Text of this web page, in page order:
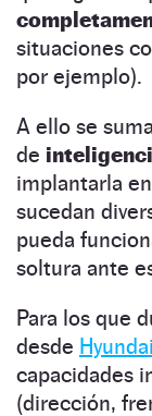
situaciones
por ejemplo).
A ello se
de
implantarla
sucedan
pueda
soltura ante
Para los que
desde Hyundai
capacidades
(dirección,